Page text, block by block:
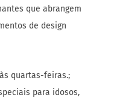
que abrangem
de design
quartas-feiras.;
para idosos,